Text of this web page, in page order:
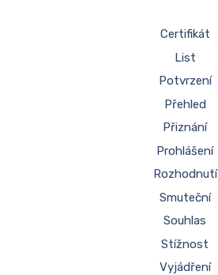
Certifikát
List
Potvrzení
Přehled
Přiznání
Prohlášení
Rozhodnutí
Smuteční
Souhlas
Stížnost
Vyjádření